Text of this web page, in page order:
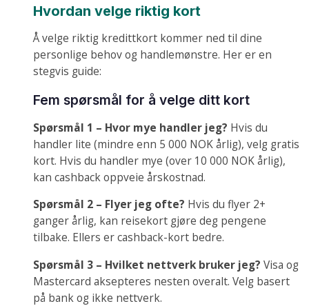
Hvordan velge riktig kort
Å velge riktig kredittkort kommer ned til dine
personlige behov og handlemønstre. Her er en
stegvis guide:
Fem spørsmål for å velge ditt kort
Spørsmål 1 – Hvor mye handler jeg? Hvis du
handler lite (mindre enn 5 000 NOK årlig), velg gratis
kort. Hvis du handler mye (over 10 000 NOK årlig),
kan cashback oppveie årskostnad.
Spørsmål 2 – Flyer jeg ofte? Hvis du flyer 2+
ganger årlig, kan reisekort gjøre deg pengene
tilbake. Ellers er cashback-kort bedre.
Spørsmål 3 – Hvilket nettverk bruker jeg? Visa og
Mastercard aksepteres nesten overalt. Velg basert
på bank og ikke nettverk.